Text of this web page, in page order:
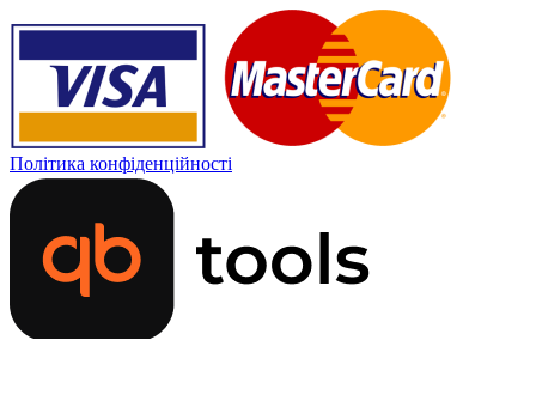
Політика конфіденційності